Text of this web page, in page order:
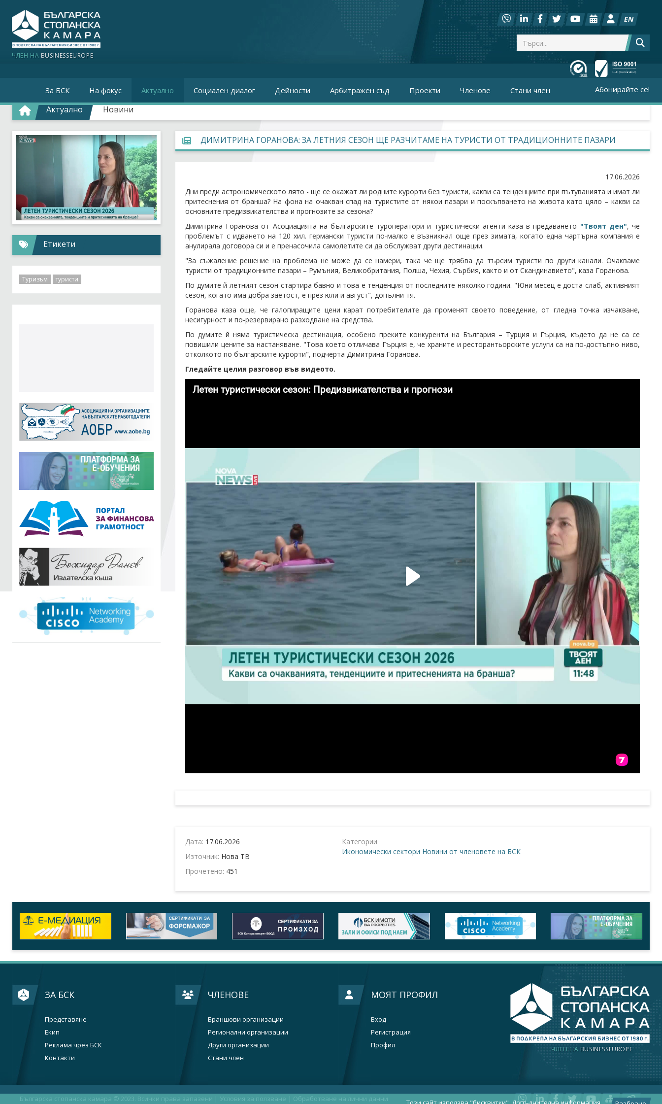
ЧЛЕН НА BUSINESSEUROPE
EN
За БСК На фокус Актуално Социален диалог Дейности Арбитражен съд Проекти Членове Стани член Абонирайте се!
Актуално Новини
ДИМИТРИНА ГОРАНОВА: ЗА ЛЕТНИЯ СЕЗОН ЩЕ РАЗЧИТАМЕ НА ТУРИСТИ ОТ ТРАДИЦИОННИТЕ ПАЗАРИ
17.06.2026
Дни преди астрономическото лято - ще се окажат ли родните курорти без туристи, какви са тенденциите при пътуванията и имат ли
притеснения от бранша? На фона на очакван спад на туристите от някои пазари и поскъпването на живота като цяло – какви са
основните предизвикателства и прогнозите за сезона?
Димитрина Горанова от Асоциацията на българските туроператори и туристически агенти каза в предаването "Твоят ден", че
проблемът с идването на 120 хил. германски туристи по-малко е възникнал още през зимата, когато една чартърна компания е
анулирала договора си и е пренасочила самолетите си да обслужват други дестинации.
"За съжаление решение на проблема не може да се намери, така че ще трябва да търсим туристи по други канали. Очакваме
туристи от традиционните пазари – Румъния, Великобритания, Полша, Чехия, Сърбия, както и от Скандинавието", каза Горанова.
По думите й летният сезон стартира бавно и това е тенденция от последните няколко години. "Юни месец е доста слаб, активният
сезон, когато има добра заетост, е през юли и август", допълни тя.
Горанова каза още, че галопиращите цени карат потребителите да променят своето поведение, от гледна точка изчакване,
несигурност и по-резервирано разходване на средства.
По думите й няма туристическа дестинация, особено преките конкуренти на България – Турция и Гърция, където да не са се
повишили цените за настаняване. "Това което отличава Гърция е, че храните и ресторантьорските услуги са на по-достъпно ниво,
отколкото по българските курорти", подчерта Димитрина Горанова.
Гледайте целия разговор във видеото.
Дата: 17.06.2026
Източник: Нова ТВ
Прочетено: 451
Категории
Икономически сектори Новини от членовете на БСК
Етикети
Туризъм туристи
ЗА БСК
Представяне
Екип
Реклама чрез БСК
Контакти
ЧЛЕНОВЕ
Браншови организации
Регионални организации
Други организации
Стани член
МОЯТ ПРОФИЛ
Вход
Регистрация
Профил
ЧЛЕН НА BUSINESSEUROPE
Българска стопанска камара © 2023. Всички права запазени | Условия за ползване | Oбработване на лични данни